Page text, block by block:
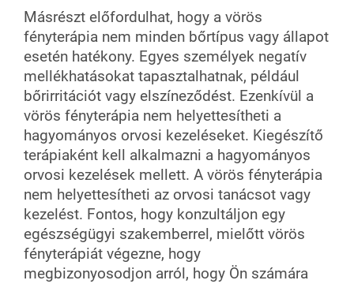
Másrészt előfordulhat, hogy a vörös
fényterápia nem minden bőrtípus vagy állapot
esetén hatékony. Egyes személyek negatív
mellékhatásokat tapasztalhatnak, például
bőrirritációt vagy elszíneződést. Ezenkívül a
vörös fényterápia nem helyettesítheti a
hagyományos orvosi kezeléseket. Kiegészítő
terápiaként kell alkalmazni a hagyományos
orvosi kezelések mellett. A vörös fényterápia
nem helyettesítheti az orvosi tanácsot vagy
kezelést. Fontos, hogy konzultáljon egy
egészségügyi szakemberrel, mielőtt vörös
fényterápiát végezne, hogy
megbizonyosodjon arról, hogy Ön számára